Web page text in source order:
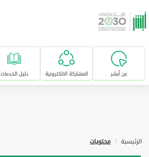
تخطى للإنتقال إلى المحتوى الرئيسي
عن أبشر المشاركة الالكترونية دليل الخدمات
الرئيسية محتويات